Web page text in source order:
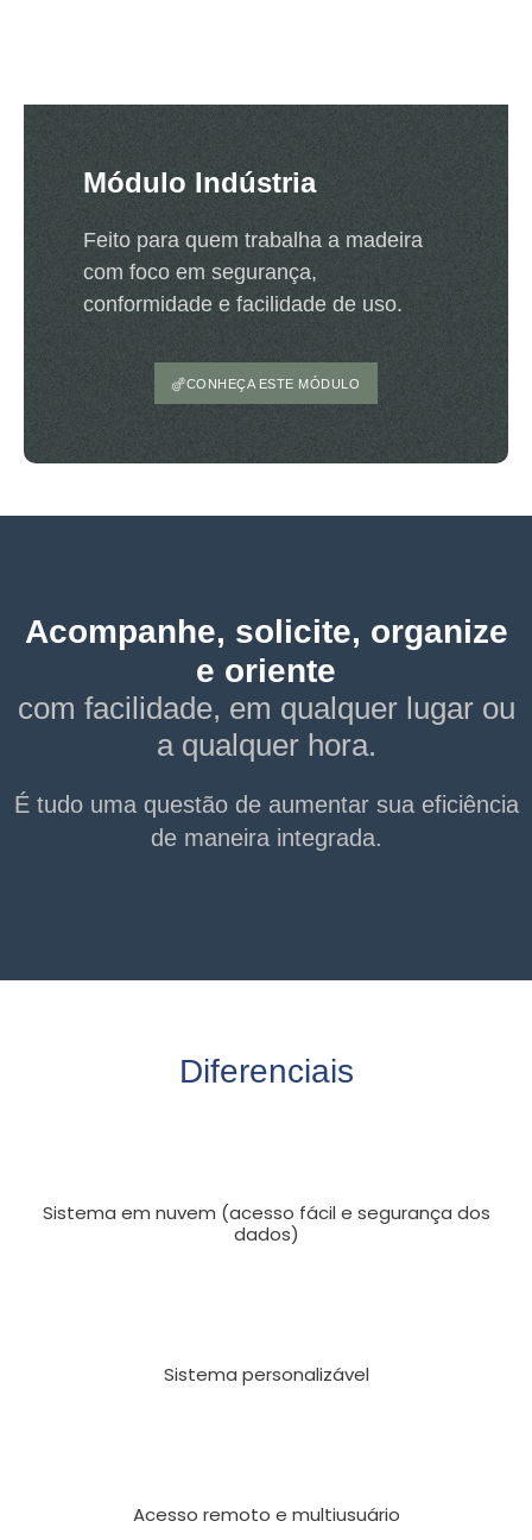
Módulo Indústria
Feito para quem trabalha a madeira
com foco em segurança,
conformidade e facilidade de uso.
CONHEÇA ESTE MÓDULO
Acompanhe, solicite, organize
e oriente
com facilidade, em qualquer lugar ou
a qualquer hora.
É tudo uma questão de aumentar sua eficiência
de maneira integrada.
Diferenciais
Sistema em nuvem (acesso fácil e segurança dos
dados)
Sistema personalizável
Acesso remoto e multiusuário